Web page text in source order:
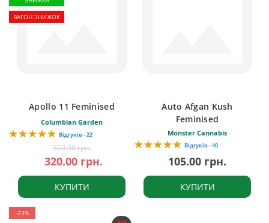
ВАГОН ЗНИЖОК
Apollo 11 Feminised
Columbian Garden
Відгуків - 22
350.00 грн.
320.00 грн.
КУПИТИ
Auto Afgan Kush
Feminised
Monster Cannabis
Відгуків - 40
105.00 грн.
КУПИТИ
-23%